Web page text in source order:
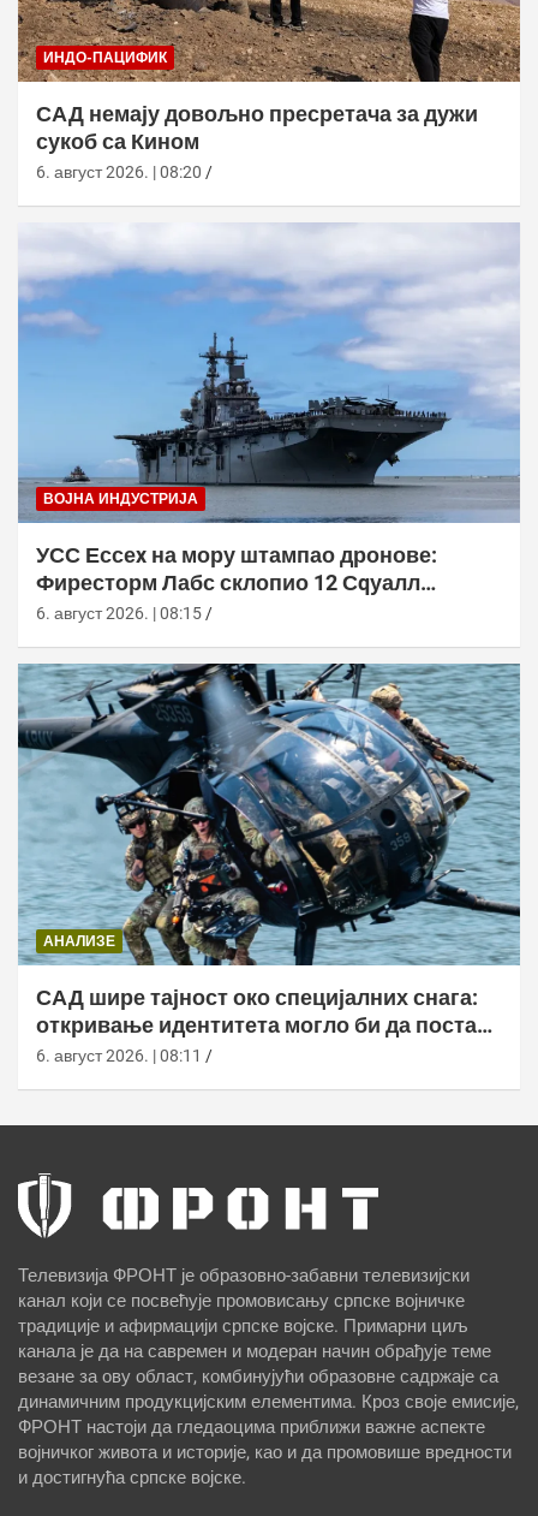
ИНДО-ПАЦИФИК
САД немају довољно пресретача за дужи
сукоб са Кином
6. август 2026. | 08:20
ВОЈНА ИНДУСТРИЈА
УСС Ессеx на мору штампао дронове:
Фиресторм Лабс склопио 12 Сqуалл
летелица без допуне са копна
6. август 2026. | 08:15
АНАЛИЗЕ
САД шире тајност око специјалних снага:
откривање идентитета могло би да постане
кривично дело
6. август 2026. | 08:11
Телевизија ФРОНТ је образовно-забавни телевизијски
канал који се посвећује промовисању српске војничке
традиције и афирмацији српске војске. Примарни циљ
канала је да на савремен и модеран начин обрађује теме
везане за ову област, комбинујући образовне садржаје са
динамичним продукцијским елементима. Кроз своје емисије,
ФРОНТ настоји да гледаоцима приближи важне аспекте
војничког живота и историје, као и да промовише вредности
и достигнућа српске војске.